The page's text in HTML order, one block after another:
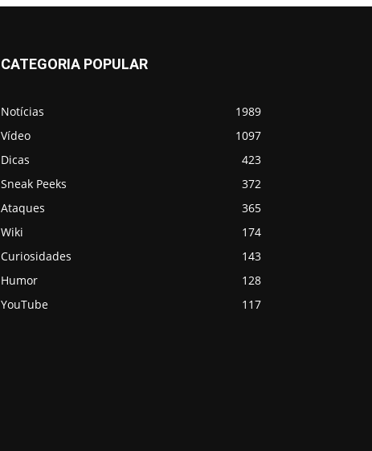
CATEGORIA POPULAR
Notícias
1989
Vídeo
1097
Dicas
423
Sneak Peeks
372
Ataques
365
Wiki
174
Curiosidades
143
Humor
128
YouTube
117